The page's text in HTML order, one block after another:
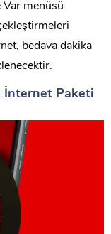
Var menüsü
bedava dakika
İnternet Paketi